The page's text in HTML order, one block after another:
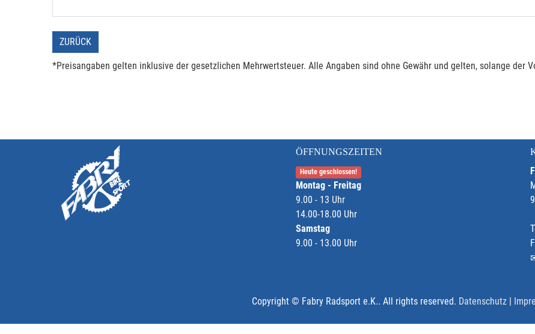
ZURÜCK
*Preisangaben gelten inklusive der gesetzlichen Mehrwertsteuer. Alle Angaben sind ohne Gewähr und gelten, solange der
ÖFFNUNGSZEITEN
Heute geschlossen!
Montag - Freitag
9.00 - 13 Uhr
14.00-18.00 Uhr
Samstag
9.00 - 13.00 Uhr
Copyright © Fabry Radsport e.K.. All rights reserved. Datenschutz|